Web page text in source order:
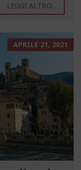
LEGGI ALTRO...
APRILE 21, 2021